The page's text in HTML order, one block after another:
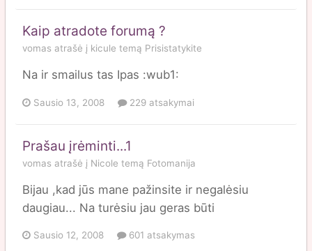
Kaip atradote forumą ?
vomas atrašė į kicule temą Prisistatykite
Na ir smailus tas Ipas :wub1:
Sausio 13, 2008 229 atsakymai
Prašau įrėminti...1
vomas atrašė į Nicole temą Fotomanija
Bijau ,kad jūs mane pažinsite ir negalėsiu
daugiau... Na turėsiu jau geras būti
Sausio 12, 2008 601 atsakymas